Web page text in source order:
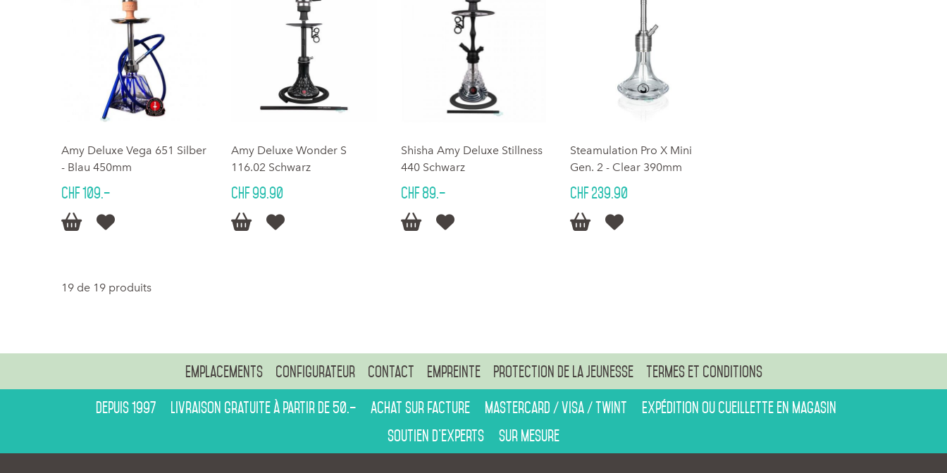
Amy Deluxe Vega 651 Silber
- Blau 450mm
CHF 109.–
 
Amy Deluxe Wonder S
116.02 Schwarz
CHF 99.90
 
Shisha Amy Deluxe Stillness
440 Schwarz
CHF 89.–
 
Steamulation Pro X Mini
Gen. 2 - Clear 390mm
CHF 239.90
 
19 de 19 produits
Emplacements Configurateur Contact Empreinte Protection de la jeunesse Termes et conditions
Depuis 1997 Livraison gratuite à partir de 50.– Achat sur facture Mastercard / Visa / Twint
Expédition ou cueillette en magasin
Soutien d’experts
Sur mesure